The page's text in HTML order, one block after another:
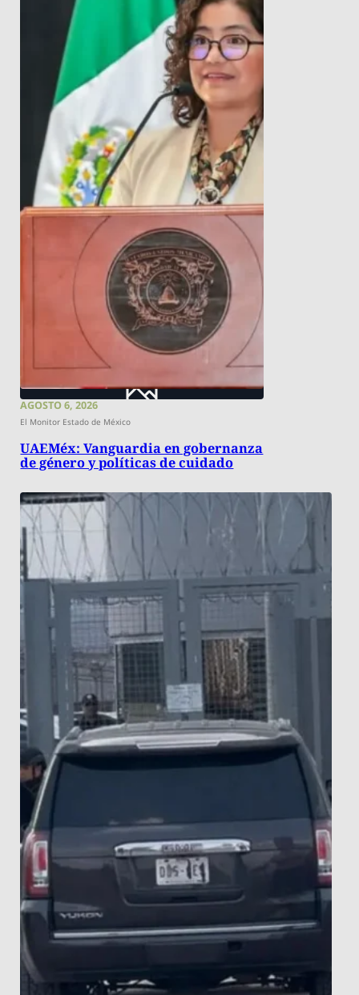
AGOSTO 6, 2026
El Monitor Estado de México
UAEMéx: Vanguardia en gobernanza
de género y políticas de cuidado